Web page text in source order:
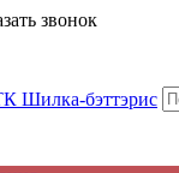
звонок